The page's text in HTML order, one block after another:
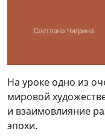
На уроке одно из
мировой
и взаимовлияние
эпохи.